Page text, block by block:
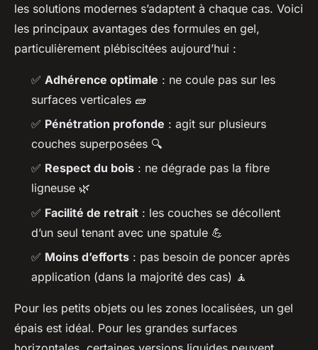
les solutions modernes s’adaptent à chaque cas. Voici
les principaux avantages des formules en gel,
particulièrement plébiscitées aujourd’hui :
✅ Adhérence optimale : ne coule pas sur les
surfaces verticales 🧱
✅ Pénétration profonde : agit sur plusieurs
couches superposées 🔍
✅ Respect du bois : ne dégrade pas la fibre
ligneuse 🌿
✅ Facilité de retrait : les couches se décollent
d’un seul tenant avec une spatule 💪
✅ Moins d’efforts : pas besoin de poncer après
application (dans la majorité des cas) 🧘
Pour les petits objets ou les zones localisées, un gel
épais est idéal. Pour les grandes surfaces